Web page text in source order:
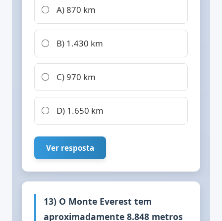
A) 870 km
B) 1.430 km
C) 970 km
D) 1.650 km
Ver resposta
13) O Monte Everest tem
aproximadamente 8.848 metros